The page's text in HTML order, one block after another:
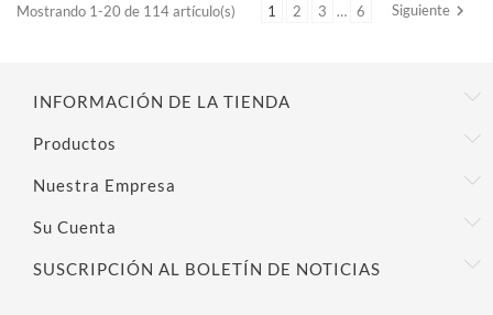
Mostrando 1-20 de 114 artículo(s) 1 2 3 … 6 Siguiente 
INFORMACIÓN DE LA TIENDA
Productos
Nuestra Empresa
Su Cuenta
SUSCRIPCIÓN AL BOLETÍN DE NOTICIAS